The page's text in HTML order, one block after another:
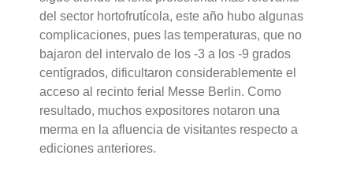
del sector hortofrutícola, este año hubo algunas
complicaciones, pues las temperaturas, que no
bajaron del intervalo de los -3 a los -9 grados
centígrados, dificultaron considerablemente el
acceso al recinto ferial Messe Berlin. Como
resultado, muchos expositores notaron una
merma en la afluencia de visitantes respecto a
ediciones anteriores.